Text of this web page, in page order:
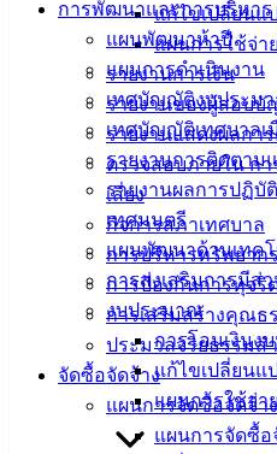
แก้ไขเปลี่ยนแ
แผนการใช้จ่า
รายงานการเงิน
รายงานของผู้สอบบั
รายงานแสดงผลกา
ตรวจสอบภายใน ก
เสี่ยง
กิจการสภาเทศบาล
การบริหารทรัพยาก
การป้องกันการทุจริ
การเสริมสร้างคุณธ
ประมวลจริยธรรมส
จัดซื้อจัดจ้าง
แผนการจัดซื้อจัดจ้าง
แผนการจัดซื้อ
การพัฒนาและการบริหาร
แผนพัฒนาห้าปี
แผนการดำเนินงาน
เทศบัญญัติงบประม
เทศบัญญัติเทศบาลเ
รายงานการติดตาม
รายงานผลการปฏิบั
เทศมนตรี
แผนพัฒนาด้านเทค
การส่งเสริมการมีส่
งบประมาณ
การโอนเงินง
แก้ไขเปลี่ยนแ
แผนการใช้จ่า
ม.3 ต.เสม็ด
อ.เมือง จ.ชลบุรี
038-
142-100-104
บริการ
ประชาชน
ดาวน์โหลด
ฟอร์ม,